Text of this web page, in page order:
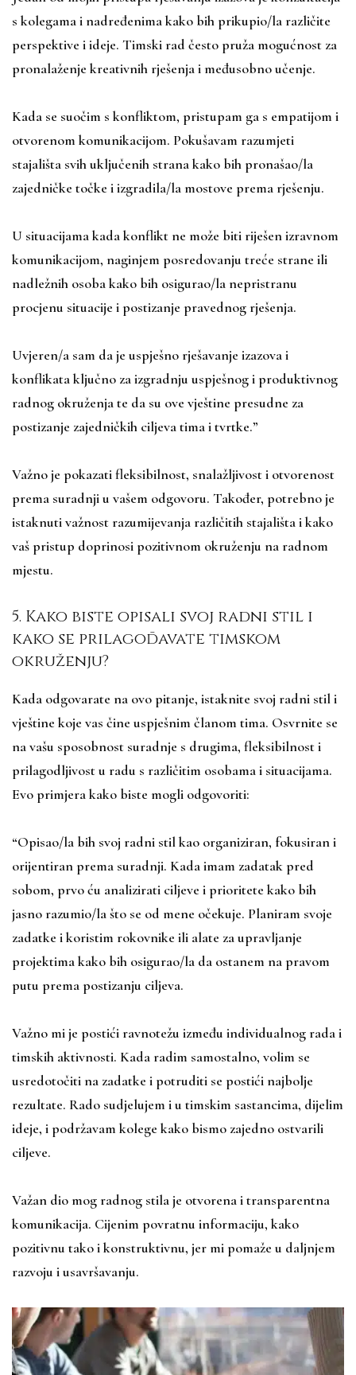
s kolegama i nadređenima kako bih prikupio/la različite
perspektive i ideje. Timski rad često pruža mogućnost za
pronalaženje kreativnih rješenja i međusobno učenje.
Kada se suočim s konfliktom, pristupam ga s empatijom i
otvorenom komunikacijom. Pokušavam razumjeti
stajališta svih uključenih strana kako bih pronašao/la
zajedničke točke i izgradila/la mostove prema rješenju.
U situacijama kada konflikt ne može biti riješen izravnom
komunikacijom, naginjem posredovanju treće strane ili
nadležnih osoba kako bih osigurao/la nepristranu
procjenu situacije i postizanje pravednog rješenja.
Uvjeren/a sam da je uspješno rješavanje izazova i
konflikata ključno za izgradnju uspješnog i produktivnog
radnog okruženja te da su ove vještine presudne za
postizanje zajedničkih ciljeva tima i tvrtke.”
Važno je pokazati fleksibilnost, snalažljivost i otvorenost
prema suradnji u vašem odgovoru. Također, potrebno je
istaknuti važnost razumijevanja različitih stajališta i kako
vaš pristup doprinosi pozitivnom okruženju na radnom
mjestu.
5. Kako biste opisali svoj radni stil i
kako se prilagođavate timskom
okruženju?
Kada odgovarate na ovo pitanje, istaknite svoj radni stil i
vještine koje vas čine uspješnim članom tima. Osvrnite se
na vašu sposobnost suradnje s drugima, fleksibilnost i
prilagodljivost u radu s različitim osobama i situacijama.
Evo primjera kako biste mogli odgovoriti:
“Opisao/la bih svoj radni stil kao organiziran, fokusiran i
orijentiran prema suradnji. Kada imam zadatak pred
sobom, prvo ću analizirati ciljeve i prioritete kako bih
jasno razumio/la što se od mene očekuje. Planiram svoje
zadatke i koristim rokovnike ili alate za upravljanje
projektima kako bih osigurao/la da ostanem na pravom
putu prema postizanju ciljeva.
Važno mi je postići ravnotežu između individualnog rada i
timskih aktivnosti. Kada radim samostalno, volim se
usredotočiti na zadatke i potruditi se postići najbolje
rezultate. Rado sudjelujem i u timskim sastancima, dijelim
ideje, i podržavam kolege kako bismo zajedno ostvarili
ciljeve.
Važan dio mog radnog stila je otvorena i transparentna
komunikacija. Cijenim povratnu informaciju, kako
pozitivnu tako i konstruktivnu, jer mi pomaže u daljnjem
razvoju i usavršavanju.